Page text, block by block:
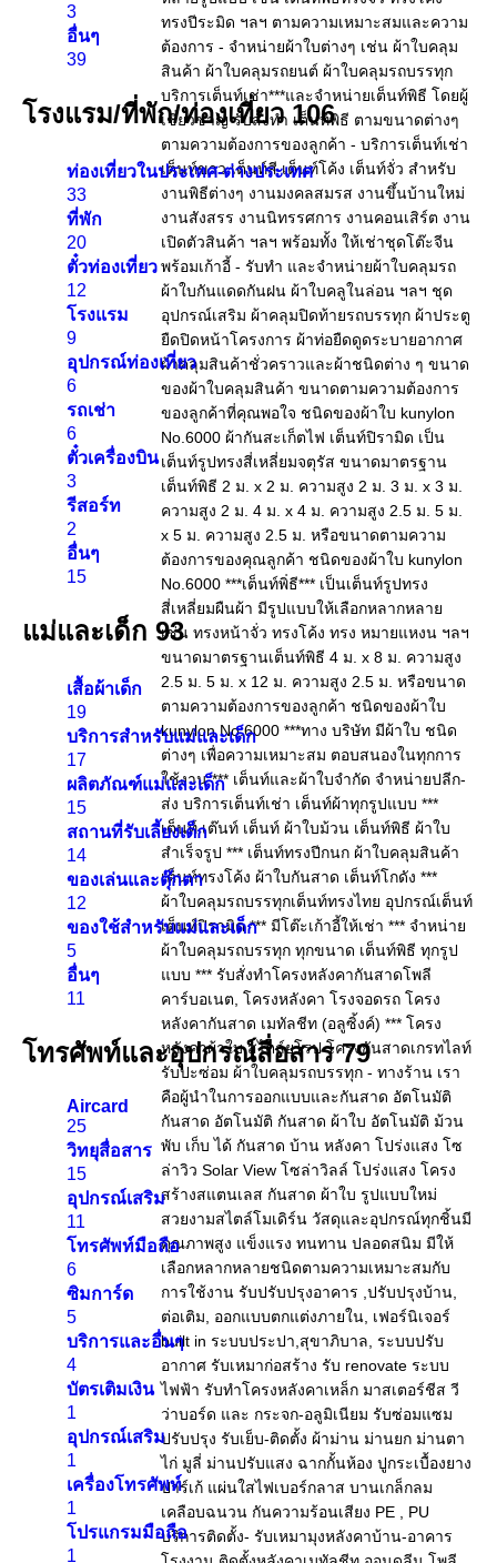
3
อื่นๆ
39
โรงแรม/ที่พัก/ท่องเที่ยว106
ท่องเที่ยวในประเทศ-ต่างประเทศ
33
ที่พัก
20
ตั๋วท่องเที่ยว
12
โรงแรม
9
อุปกรณ์ท่องเที่ยว
6
รถเช่า
6
ตั๋วเครื่องบิน
3
รีสอร์ท
2
อื่นๆ
15
แม่และเด็ก 93
เสื้อผ้าเด็ก
19
บริการสำหรับแม่และเด็ก
17
ผลิตภัณฑ์แม่และเด็ก
15
สถานที่รับเลี้ยงเด็ก
14
ของเล่นและตุ๊กตา
12
ของใช้สำหรับแม่และเด็ก
5
อื่นๆ
11
โทรศัพท์และอุปกรณ์สื่อสาร79
Aircard
25
วิทยุสื่อสาร
15
อุปกรณ์เสริม
11
โทรศัพท์มือถือ
6
ซิมการ์ด
5
บริการและอื่นๆ
4
บัตรเติมเงิน
1
อุปกรณ์เสริม
1
เครื่องโทรศัพท์
1
โปรแกรมมือถือ
1